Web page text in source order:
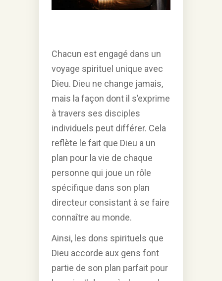
Chacun est engagé dans un
voyage spirituel unique avec
Dieu. Dieu ne change jamais,
mais la façon dont il s’exprime
à travers ses disciples
individuels peut différer. Cela
reflète le fait que Dieu a un
plan pour la vie de chaque
personne qui joue un rôle
spécifique dans son plan
directeur consistant à se faire
connaître au monde.
Ainsi, les dons spirituels que
Dieu accorde aux gens font
partie de son plan parfait pour